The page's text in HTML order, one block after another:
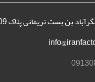
بن بست نریمانی پلاک 109